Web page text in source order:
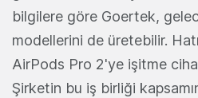
bilgilere göre Goertek,
modellerini de üretebilir.
AirPods Pro 2'ye işitme
Şirketin bu iş birliği